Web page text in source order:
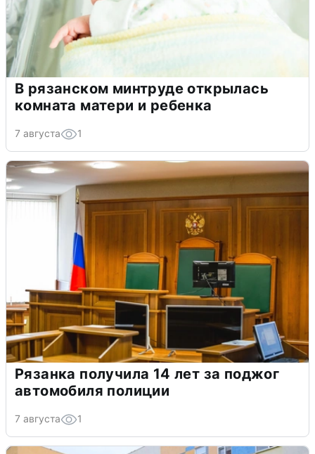
В рязанском минтруде открылась
комната матери и ребенка
7 августа 1
Рязанка получила 14 лет за поджог
автомобиля полиции
7 августа 1